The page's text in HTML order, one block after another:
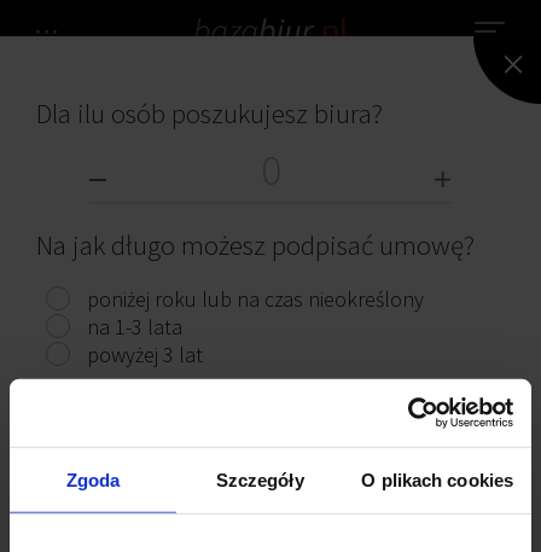
Zgoda Szczegóły O plikach cookies
NIE ZNALEZIONO ŻADNEGO BIURA.
Przeczytaj ciekawe artykuły
Dla ilu osób poszukujesz biura?
Na jak długo możesz podpisać umowę?
poniżej roku lub na czas nieokreślony
na 1-3 lata
powyżej 3 lat